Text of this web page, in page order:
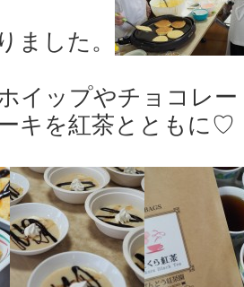
ました。
イップやチョコレ
キを紅茶とともに♡